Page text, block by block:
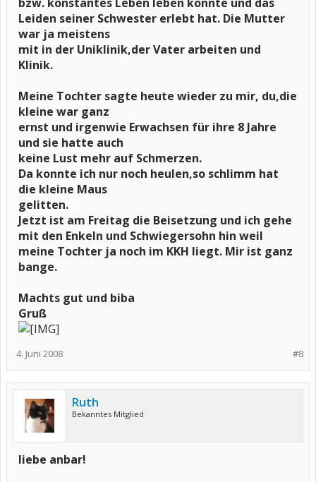
Leiden seiner Schwester erlebt hat. Die Mutter
war ja meistens
mit in der Uniklinik,der Vater arbeiten und
Klinik.
Meine Tochter sagte heute wieder zu mir, du,die
kleine war ganz
ernst und irgenwie Erwachsen für ihre 8 Jahre
und sie hatte auch
keine Lust mehr auf Schmerzen.
Da konnte ich nur noch heulen,so schlimm hat
die kleine Maus
gelitten.
Jetzt ist am Freitag die Beisetzung und ich gehe
mit den Enkeln und Schwiegersohn hin weil
meine Tochter ja noch im KKH liegt. Mir ist ganz
bange.
Machts gut und biba
Gruß
#8
4. Juni 2008
Ruth
Bekanntes Mitglied
liebe anbar!